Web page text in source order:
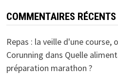
COMMENTAIRES RÉCENTS
Repas : la veille d'une course,
Corunning dans Quelle
préparation marathon ?